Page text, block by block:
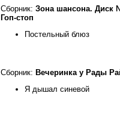
Сборник: Зона шансона. Диск
Гоп-стоп
Постельный блюз
Сборник: Вечеринка у Рады
Я дышал синевой